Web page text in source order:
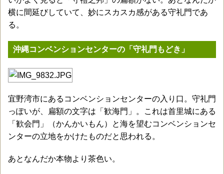
横に間延びしていて、妙にスカスカ感がある守礼門であ
る。
沖縄コンベンションセンターの「守礼門もどき」
宜野湾市にあるコンベンションセンターの入り口。守礼門
っぽいが、扁額の文字は「歓海門」。これは首里城にある
「歓会門」（かんかいもん）と海を望むコンベンションセ
ンターの立地をかけたものだと思われる。
あとなんだか本物より茶色い。